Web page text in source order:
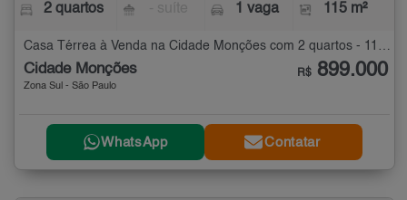
2 quartos 1 vaga 115 m²
Casa Térrea à Venda na Cidade Monções com 2 quartos - 115 m²
Cidade Monções
Zona Sul - São Paulo
R$ 899.000
WhatsApp Contatar